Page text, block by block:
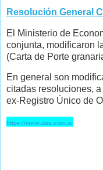
Resolución General
El Ministerio de
conjunta, modificaron
(Carta de Porte
En general son
citadas resoluciones,
ex-Registro Único de
https://www.dae.com.ar